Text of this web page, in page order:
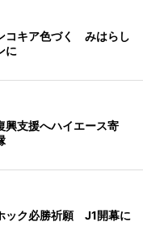
コキア色づく みはらし
に
興支援へハイエース寄
ック必勝祈願 J1開幕に